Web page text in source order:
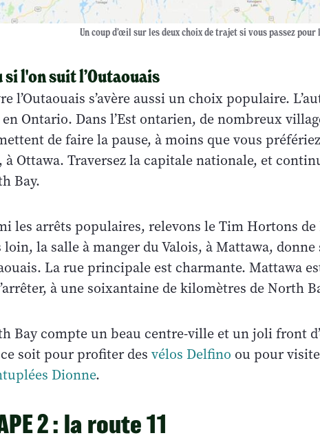
Un coup d’œil sur les deux choix de trajet si vous passez pour
si l'on suit l’Outaouais
l’Outaouais s’avère aussi un choix populaire.
en Ontario. Dans l’Est ontarien, de nombreux
de faire la pause, à moins que vous
Ottawa. Traversez la capitale nationale, et
Bay.
les arrêts populaires, relevons le Tim Hortons
loin, la salle à manger du Valois, à Mattawa,
La rue principale est charmante. Mattawa
à une soixantaine de kilomètres de North
Bay compte un beau centre-ville et un joli front
soit pour profiter des vélos Delfino ou pour
Dionne.
2 : la route 11